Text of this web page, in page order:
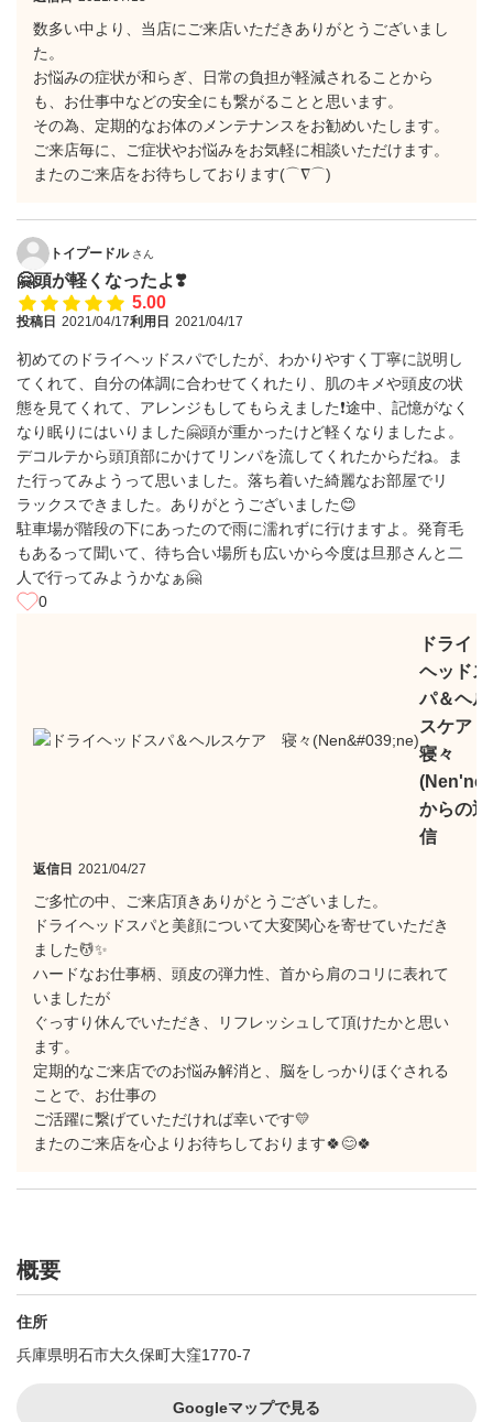
数多い中より、当店にご来店いただきありがとうございまし
た。
お悩みの症状が和らぎ、日常の負担が軽減されることから
も、お仕事中などの安全にも繋がることと思います。
その為、定期的なお体のメンテナンスをお勧めいたします。
ご来店毎に、ご症状やお悩みをお気軽に相談いただけます。
またのご来店をお待ちしております(⌒∇⌒)
トイプードル さん
🤗頭が軽くなったよ❣️
5.00
投稿日 2021/04/17利用日 2021/04/17
初めてのドライヘッドスパでしたが、わかりやすく丁寧に説明し
てくれて、自分の体調に合わせてくれたり、肌のキメや頭皮の状
態を見てくれて、アレンジもしてもらえました❗️途中、記憶がなく
なり眠りにはいりました🤗頭が重かったけど軽くなりましたよ。
デコルテから頭頂部にかけてリンパを流してくれたからだね。ま
た行ってみようって思いました。落ち着いた綺麗なお部屋でリ
ラックスできました。ありがとうございました😊
駐車場が階段の下にあったので雨に濡れずに行けますよ。発育毛
もあるって聞いて、待ち合い場所も広いから今度は旦那さんと二
人で行ってみようかなぁ🤗
0
ドライ
ヘッドス
パ＆ヘル
スケア
寝々
(Nen'ne)
からの返
信
返信日 2021/04/27
ご多忙の中、ご来店頂きありがとうございました。
ドライヘッドスパと美顔について大変関心を寄せていただき
ました💆✨
ハードなお仕事柄、頭皮の弾力性、首から肩のコリに表れて
いましたが
ぐっすり休んでいただき、リフレッシュして頂けたかと思い
ます。
定期的なご来店でのお悩み解消と、脳をしっかりほぐされる
ことで、お仕事の
ご活躍に繋げていただければ幸いです💛
またのご来店を心よりお待ちしております🍀😊🍀
概要
住所
兵庫県明石市大久保町大窪1770-7
Googleマップで見る